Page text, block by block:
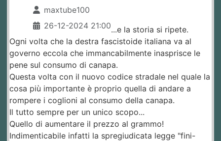
maxtube100
26-12-2024 21:00...e la storia si ripete.
Ogni volta che la destra fascistoide italiana va al
governo eccola che immancabilmente inasprisce le
pene sul consumo di canapa.
Questa volta con il nuovo codice stradale nel quale la
cosa più importante è proprio quella di andare a
rompere i coglioni al consumo della canapa.
Il tutto sempre per un unico scopo...
Quello di aumentare il prezzo al grammo!
Indimenticabile infatti la spregiudicata legge "fini-